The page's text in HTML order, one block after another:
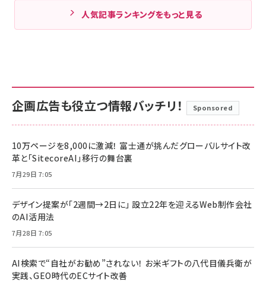
人気記事ランキングをもっと見る
企画広告も役立つ情報バッチリ！ Sponsored
10万ページを8,000に激減！ 富士通が挑んだグローバルサイト改
革と「SitecoreAI」移行の舞台裏
7月29日 7:05
デザイン提案が「2週間→2日に」 設立22年を迎えるWeb制作会社
のAI活用法
7月28日 7:05
AI検索で“自社がお勧め”されない！ お米ギフトの八代目儀兵衛が
実践、GEO時代のECサイト改善